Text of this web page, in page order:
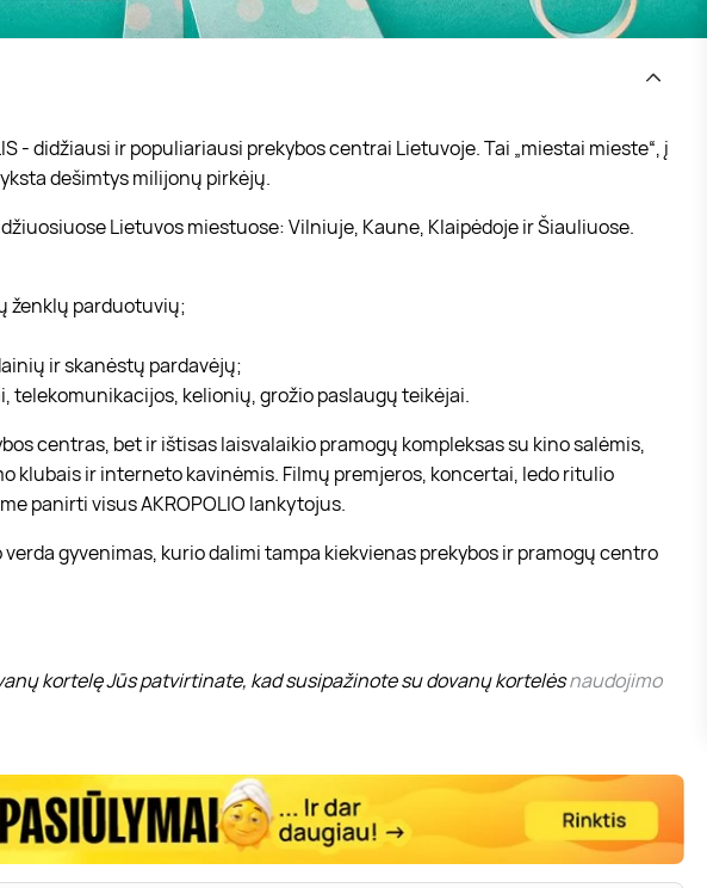
- didžiausi ir populiariausi prekybos centrai Lietuvoje. Tai „miestai mieste“, į
dešimtys milijonų pirkėjų.
Lietuvos miestuose: Vilniuje, Kaune, Klaipėdoje ir Šiauliuose.
ženklų parduotuvių;
ir skanėstų pardavėjų;
telekomunikacijos, kelionių, grožio paslaugų teikėjai.
centras, bet ir ištisas laisvalaikio pramogų kompleksas su kino salėmis,
klubais ir interneto kavinėmis. Filmų premjeros, koncertai, ledo ritulio
panirti visus AKROPOLIO lankytojus.
gyvenimas, kurio dalimi tampa kiekvienas prekybos ir pramogų centro
kortelę Jūs patvirtinate, kad susipažinote su dovanų kortelėsnaudojimo